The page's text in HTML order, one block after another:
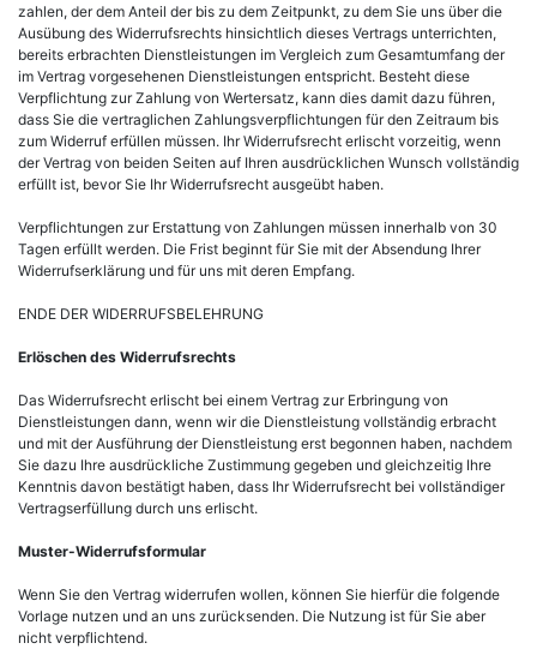
zahlen, der dem Anteil der bis zu dem Zeitpunkt, zu dem Sie uns über die
Ausübung des Widerrufsrechts hinsichtlich dieses Vertrags unterrichten,
bereits erbrachten Dienstleistungen im Vergleich zum Gesamtumfang der
im Vertrag vorgesehenen Dienstleistungen entspricht. Besteht diese
Verpflichtung zur Zahlung von Wertersatz, kann dies damit dazu führen,
dass Sie die vertraglichen Zahlungsverpflichtungen für den Zeitraum bis
zum Widerruf erfüllen müssen. Ihr Widerrufsrecht erlischt vorzeitig, wenn
der Vertrag von beiden Seiten auf Ihren ausdrücklichen Wunsch vollständig
erfüllt ist, bevor Sie Ihr Widerrufsrecht ausgeübt haben.
Verpflichtungen zur Erstattung von Zahlungen müssen innerhalb von 30
Tagen erfüllt werden. Die Frist beginnt für Sie mit der Absendung Ihrer
Widerrufserklärung und für uns mit deren Empfang.
ENDE DER WIDERRUFSBELEHRUNG
Erlöschen des Widerrufsrechts
Das Widerrufsrecht erlischt bei einem Vertrag zur Erbringung von
Dienstleistungen dann, wenn wir die Dienstleistung vollständig erbracht
und mit der Ausführung der Dienstleistung erst begonnen haben, nachdem
Sie dazu Ihre ausdrückliche Zustimmung gegeben und gleichzeitig Ihre
Kenntnis davon bestätigt haben, dass Ihr Widerrufsrecht bei vollständiger
Vertragserfüllung durch uns erlischt.
Muster-Widerrufsformular
Wenn Sie den Vertrag widerrufen wollen, können Sie hierfür die folgende
Vorlage nutzen und an uns zurücksenden. Die Nutzung ist für Sie aber
nicht verpflichtend.